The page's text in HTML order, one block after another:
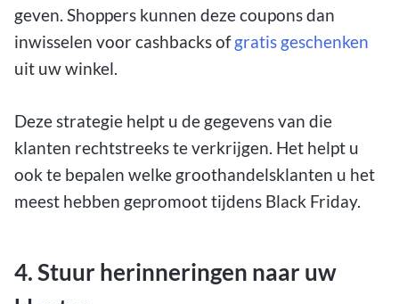
geven. Shoppers kunnen deze coupons dan
inwisselen voor cashbacks ofgratis geschenken
uit uw winkel.
Deze strategie helpt u de gegevens van die
klanten rechtstreeks te verkrijgen. Het helpt u
ook te bepalen welke groothandelsklanten u het
meest hebben gepromoot tijdens Black Friday.
4. Stuur herinneringen naar uw